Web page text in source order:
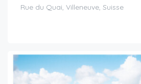
Rue du Quai, Villeneuve, Suisse